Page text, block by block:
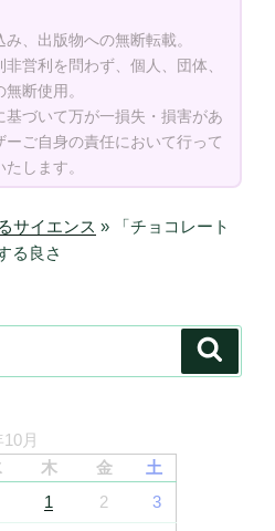
、出版物への無断転載。
営利を問わず、個人、団体、
断使用。
づいて万が一損失・損害があ
ーご自身の責任において行って
します。
サイエンス » 「チョコレート
る良さ
月
木 金
土
1
2 3